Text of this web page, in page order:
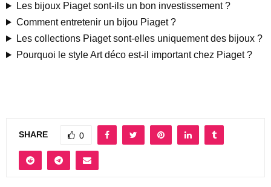
Les bijoux Piaget sont-ils un bon investissement ?
Comment entretenir un bijou Piaget ?
Les collections Piaget sont-elles uniquement des bijoux ?
Pourquoi le style Art déco est-il important chez Piaget ?
SHARE 0